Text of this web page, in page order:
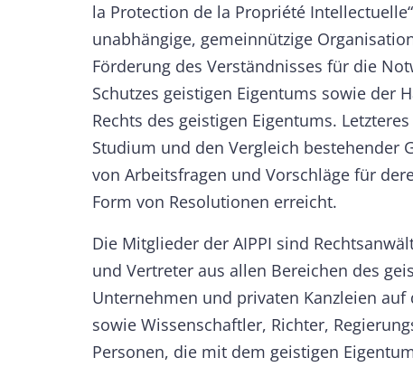
la Protection de la Propriété
unabhängige, gemeinnützige
Förderung des Verständnisses für die
Schutzes geistigen Eigentums sowie der
Rechts des geistigen Eigentums.
Studium und den Vergleich bestehender
von Arbeitsfragen und Vorschläge für
Form von Resolutionen erreicht.
Die Mitglieder der AIPPI sind
und Vertreter aus allen Bereichen des
Unternehmen und privaten Kanzleien auf
sowie Wissenschaftler, Richter,
Personen, die mit dem geistigen